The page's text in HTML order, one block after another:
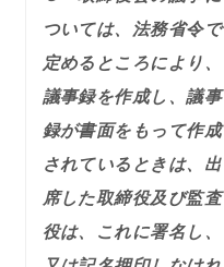
ついては、法務省令で
定めるところにより、
議事録を作成し、議事
録が書面をもって作成
されているときは、出
席した取締役及び監査
役は、これに署名し、